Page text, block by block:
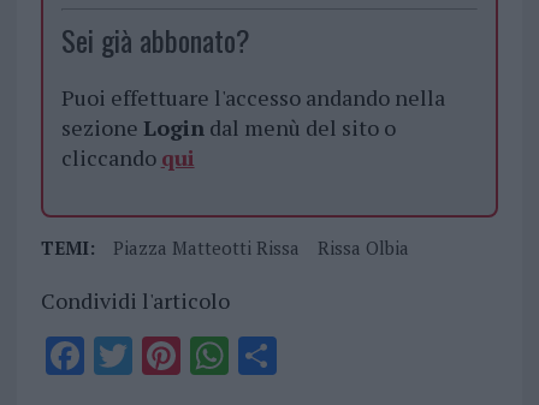
Sei già abbonato?
Puoi effettuare l'accesso andando nella
sezione Logindal menù del sito o
cliccando qui
TEMI: Piazza Matteotti Rissa Rissa Olbia
Condividi l'articolo
F T PiWS